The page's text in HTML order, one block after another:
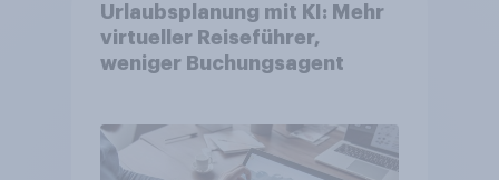
Urlaubsplanung mit KI: Mehr
virtueller Reiseführer,
weniger Buchungsagent